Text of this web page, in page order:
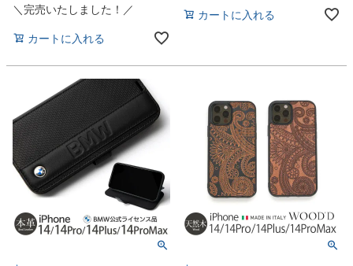
＼完売いたしました！／
カートに入れる
カートに入れる